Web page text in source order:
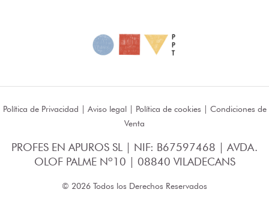
Política de Privacidad | Aviso legal| Política de cookies | Condiciones de
Venta
PROFES EN APUROS SL | NIF: B67597468 | AVDA.
OLOF PALME Nº10 | 08840 VILADECANS
© 2026 Todos los Derechos Reservados